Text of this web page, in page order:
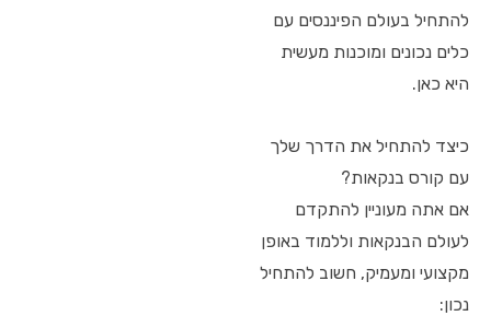
להתחיל בעולם הפיננסים עם
כלים נכונים ומוכנות מעשית
היא כאן.
כיצד להתחיל את הדרך שלך
עם קורס בנקאות?
אם אתה מעוניין להתקדם
לעולם הבנקאות וללמוד באופן
מקצועי ומעמיק, חשוב להתחיל
נכון: